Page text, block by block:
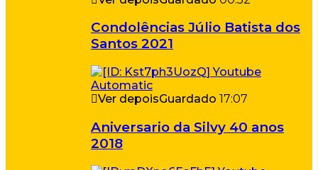
Condolências Júlio Batista dos
Santos 2021
Ver depoisGuardado 17:07
Aniversario da Silvy 40 anos
2018